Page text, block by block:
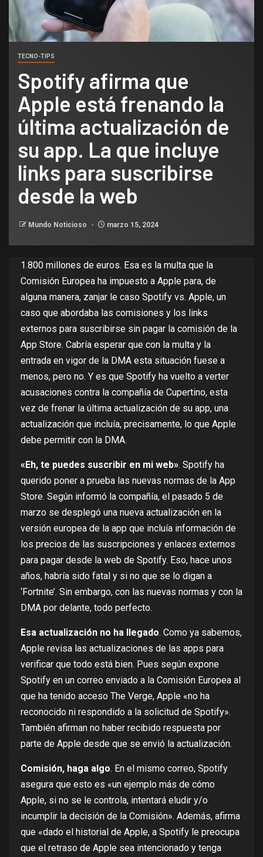
TECNO-TIPS
Spotify afirma que
Apple está frenando la
última actualización de
su app. La que incluye
links para suscribirse
desde la web
Mundo Noticioso marzo 15, 2024
1.800 millones de euros. Esa es la multa que la
Comisión Europea ha impuesto a Apple para, de
alguna manera, zanjar le caso Spotify vs. Apple, un
caso que abordaba las comisiones y los links
externos para suscribirse sin pagar la comisión de la
App Store. Cabría esperar que con la multa y la
entrada en vigor de la DMA esta situación fuese a
menos, pero no. Y es que Spotify ha vuelto a verter
acusaciones contra la compañía de Cupertino, esta
vez de frenar la última actualización de su app, una
actualización que incluía, precisamente, lo que Apple
debe permitir con la DMA.
«Eh, te puedes suscribir en mi web». Spotify ha
querido poner a prueba las nuevas normas de la App
Store. Según informó la compañía, el pasado 5 de
marzo se desplegó una nueva actualización en la
versión europea de la app que incluía información de
los precios de las suscripciones y enlaces externos
para pagar desde la web de Spotify. Eso, hace unos
años, habría sido fatal y si no que se lo digan a
‘Fortnite’. Sin embargo, con las nuevas normas y con la
DMA por delante, todo perfecto.
Esa actualización no ha llegado. Como ya sabemos,
Apple revisa las actualizaciones de las apps para
verificar que todo está bien. Pues según expone
Spotify en un correo enviado a la Comisión Europea al
que ha tenido acceso The Verge, Apple «no ha
reconocido ni respondido a la solicitud de Spotify».
También afirman no haber recibido respuesta por
parte de Apple desde que se envió la actualización.
Comisión, haga algo. En el mismo correo, Spotify
asegura que esto es «un ejemplo más de cómo
Apple, si no se le controla, intentará eludir y/o
incumplir la decisión de la Comisión». Además, afirma
que «dado el historial de Apple, a Spotify le preocupa
que el retraso de Apple sea intencionado y tenga